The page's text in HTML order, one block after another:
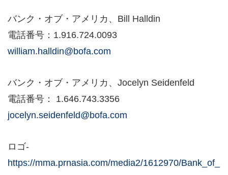
バンク・オブ・アメリカ、Bill Halldin
電話番号：1.916.724.0093
william.halldin@bofa.com
バンク・オブ・アメリカ、Jocelyn Seidenfeld
電話番号： 1.646.743.3356
jocelyn.seidenfeld@bofa.com
ロゴ-
https://mma.prnasia.com/media2/1612970/Bank_of_